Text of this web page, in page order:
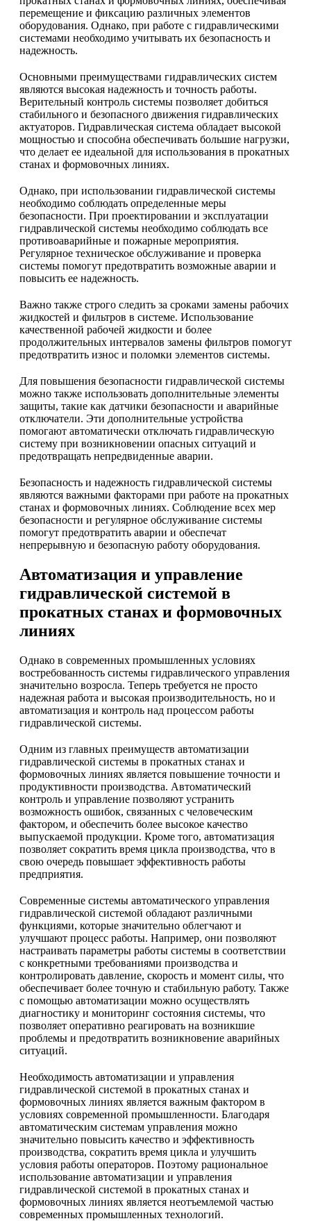
перемещение и фиксацию различных элементов
оборудования. Однако, при работе с гидравлическими
системами необходимо учитывать их безопасность и
надежность.
Основными преимуществами гидравлических систем
являются высокая надежность и точность работы.
Верительный контроль системы позволяет добиться
стабильного и безопасного движения гидравлических
актуаторов. Гидравлическая система обладает высокой
мощностью и способна обеспечивать большие нагрузки,
что делает ее идеальной для использования в прокатных
станах и формовочных линиях.
Однако, при использовании гидравлической системы
необходимо соблюдать определенные меры
безопасности. При проектировании и эксплуатации
гидравлической системы необходимо соблюдать все
противоаварийные и пожарные мероприятия.
Регулярное техническое обслуживание и проверка
системы помогут предотвратить возможные аварии и
повысить ее надежность.
Важно также строго следить за сроками замены рабочих
жидкостей и фильтров в системе. Использование
качественной рабочей жидкости и более
продолжительных интервалов замены фильтров помогут
предотвратить износ и поломки элементов системы.
Для повышения безопасности гидравлической системы
можно также использовать дополнительные элементы
защиты, такие как датчики безопасности и аварийные
отключатели. Эти дополнительные устройства
помогают автоматически отключать гидравлическую
систему при возникновении опасных ситуаций и
предотвращать непредвиденные аварии.
Безопасность и надежность гидравлической системы
являются важными факторами при работе на прокатных
станах и формовочных линиях. Соблюдение всех мер
безопасности и регулярное обслуживание системы
помогут предотвратить аварии и обеспечат
непрерывную и безопасную работу оборудования.
Автоматизация и управление
гидравлической системой в
прокатных станах и формовочных
линиях
Однако в современных промышленных условиях
востребованность системы гидравлического управления
значительно возросла. Теперь требуется не просто
надежная работа и высокая производительность, но и
автоматизация и контроль над процессом работы
гидравлической системы.
Одним из главных преимуществ автоматизации
гидравлической системы в прокатных станах и
формовочных линиях является повышение точности и
продуктивности производства. Автоматический
контроль и управление позволяют устранить
возможность ошибок, связанных с человеческим
фактором, и обеспечить более высокое качество
выпускаемой продукции. Кроме того, автоматизация
позволяет сократить время цикла производства, что в
свою очередь повышает эффективность работы
предприятия.
Современные системы автоматического управления
гидравлической системой обладают различными
функциями, которые значительно облегчают и
улучшают процесс работы. Например, они позволяют
настраивать параметры работы системы в соответствии
с конкретными требованиями производства и
контролировать давление, скорость и момент силы, что
обеспечивает более точную и стабильную работу. Также
с помощью автоматизации можно осуществлять
диагностику и мониторинг состояния системы, что
позволяет оперативно реагировать на возникшие
проблемы и предотвратить возникновение аварийных
ситуаций.
Необходимость автоматизации и управления
гидравлической системой в прокатных станах и
формовочных линиях является важным фактором в
условиях современной промышленности. Благодаря
автоматическим системам управления можно
значительно повысить качество и эффективность
производства, сократить время цикла и улучшить
условия работы операторов. Поэтому рациональное
использование автоматизации и управления
гидравлической системой в прокатных станах и
формовочных линиях является неотъемлемой частью
современных промышленных технологий.